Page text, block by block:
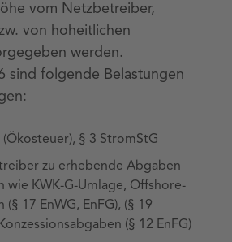
vom Netzbetreiber,
von hoheitlichen
werden.
sind folgende Belastungen
§ 3 StromStG
zu erhebende Abgaben
wie KWK-G-Umlage, Offshore-
(§ 17 EnWG, EnFG), (§ 19
(§ 12 EnFG)